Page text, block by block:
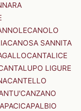
CANOLO
CANOSA SANNITA
CANTALICE
LIGURE
CANTELLO
CANZANO
CAPALBIO